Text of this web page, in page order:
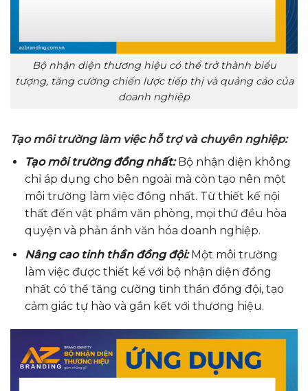
Bộ nhận diện thương hiệu có thể trở thành biểu
tượng, tăng cường chiến lược tiếp thị và quảng cáo của
doanh nghiệp
Tạo môi trường làm việc hỗ trợ và chuyên nghiệp:
Tạo môi trường đồng nhất: Bộ nhận diện không
chỉ áp dụng cho bên ngoài mà còn tạo nên một
môi trường làm việc đồng nhất. Từ thiết kế nội
thất đến vật phẩm văn phòng, mọi thứ đều hòa
quyện và phản ánh văn hóa doanh nghiệp.
Nâng cao tinh thần đồng đội:Một môi trường
làm việc được thiết kế với bộ nhận diện đồng
nhất có thể tăng cường tinh thần đồng đội, tạo
cảm giác tự hào và gắn kết với thương hiệu.